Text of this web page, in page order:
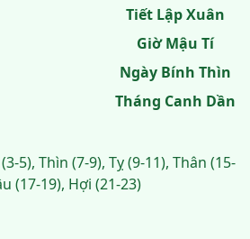
Tiết Lập Xuân
Giờ Mậu Tí
Ngày Bính Thìn
Tháng Canh Dần
5), Thìn (7-9), Tỵ (9-11), Thân (15-
(17-19), Hợi (21-23)